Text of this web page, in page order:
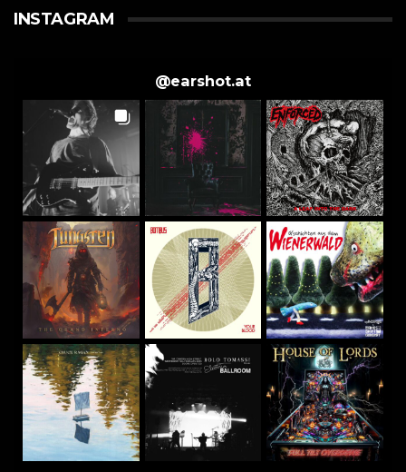
INSTAGRAM
@earshot.at